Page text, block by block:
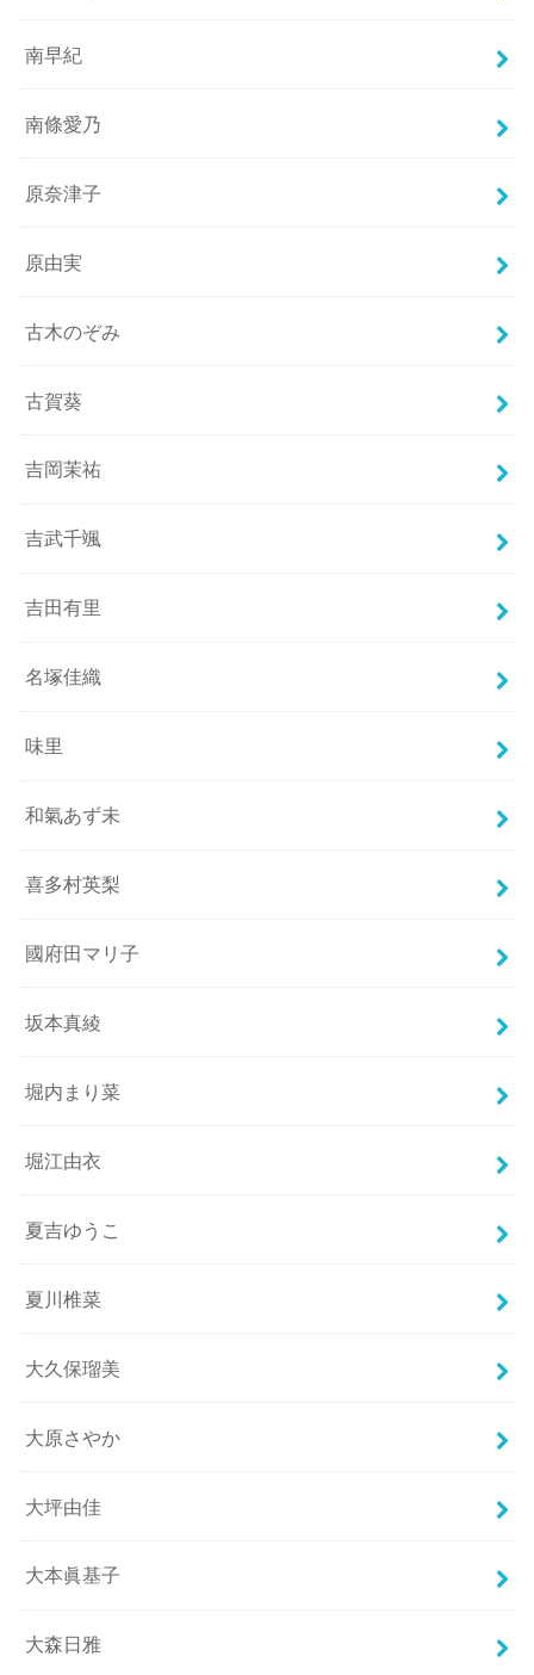
南早紀
南條愛乃
原奈津子
原由実
古木のぞみ
古賀葵
吉岡茉祐
吉武千颯
吉田有里
名塚佳織
味里
和氣あず未
喜多村英梨
國府田マリ子
坂本真綾
堀内まり菜
堀江由衣
夏吉ゆうこ
夏川椎菜
大久保瑠美
大原さやか
大坪由佳
大本眞基子
大森日雅